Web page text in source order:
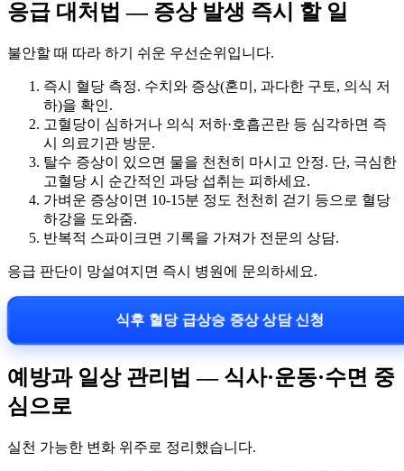
응급 대처법 — 증상 발생 즉시 할 일
불안할 때 따라 하기 쉬운 우선순위입니다.
즉시 혈당 측정. 수치와 증상(혼미, 과다한 구토, 의식 저
하)을 확인.
고혈당이 심하거나 의식 저하·호흡곤란 등 심각하면 즉
시 의료기관 방문.
탈수 증상이 있으면 물을 천천히 마시고 안정. 단, 극심한
고혈당 시 순간적인 과당 섭취는 피하세요.
가벼운 증상이면 10-15분 정도 천천히 걷기 등으로 혈당
하강을 도와줌.
반복적 스파이크면 기록을 가져가 전문의 상담.
응급 판단이 망설여지면 즉시 병원에 문의하세요.
식후 혈당 급상승 증상 상담 신청
예방과 일상 관리법 — 식사·운동·수면 중
심으로
실천 가능한 변화 위주로 정리했습니다.